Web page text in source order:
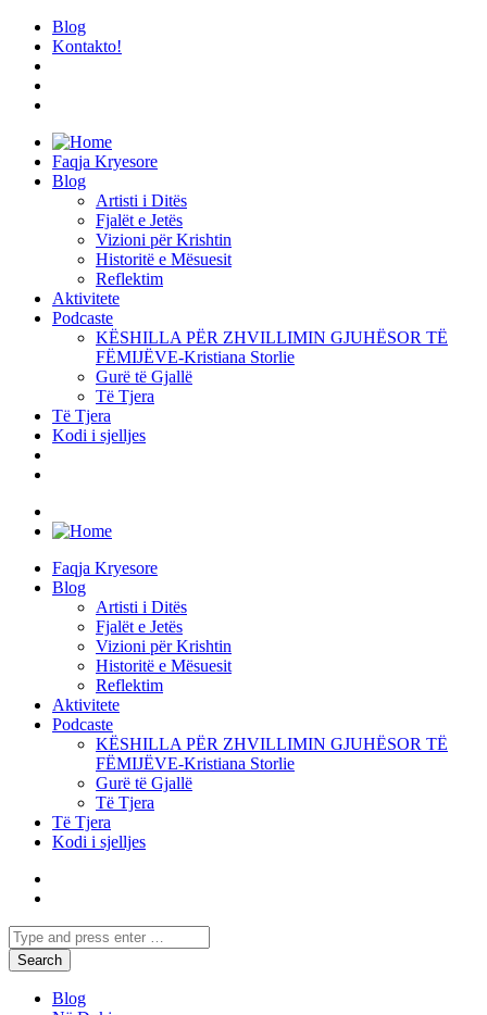
Blog
Kontakto!
Faqja Kryesore
Blog
Artisti i Ditës
Fjalët e Jetës
Vizioni për Krishtin
Historitë e Mësuesit
Reflektim
Aktivitete
Podcaste
KËSHILLA PËR ZHVILLIMIN GJUHËSOR TË
FËMIJËVE-Kristiana Storlie
Gurë të Gjallë
Të Tjera
Të Tjera
Kodi i sjelljes
Faqja Kryesore
Blog
Artisti i Ditës
Fjalët e Jetës
Vizioni për Krishtin
Historitë e Mësuesit
Reflektim
Aktivitete
Podcaste
KËSHILLA PËR ZHVILLIMIN GJUHËSOR TË
FËMIJËVE-Kristiana Storlie
Gurë të Gjallë
Të Tjera
Të Tjera
Kodi i sjelljes
Blog